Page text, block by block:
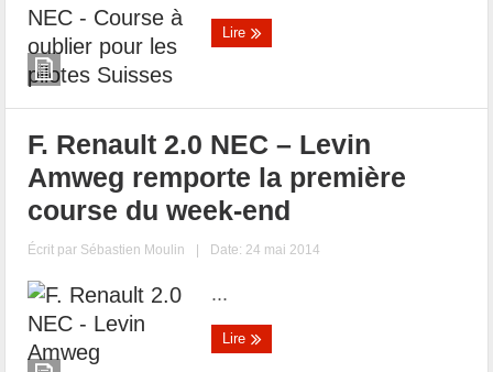
Lire
F. Renault 2.0 NEC – Levin
Amweg remporte la première
course du week-end
Écrit par Sébastien Moulin | Date: 24 mai 2014
...
Lire